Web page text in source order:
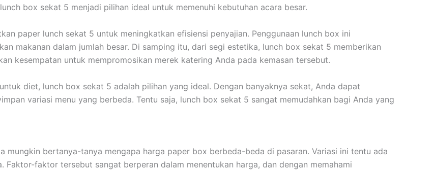
box sekat 5 menjadi pilihan ideal untuk memenuhi kebutuhan acara besar.
paper lunch sekat 5 untuk meningkatkan efisiensi penyajian. Penggunaan lunch box ini
makanan dalam jumlah besar. Di samping itu, dari segi estetika, lunch box sekat 5 memberikan
kesempatan untuk mempromosikan merek katering Anda pada kemasan tersebut.
diet, lunch box sekat 5 adalah pilihan yang ideal. Dengan banyaknya sekat, Anda dapat
variasi menu yang berbeda. Tentu saja, lunch box sekat 5 sangat memudahkan bagi Anda yang
mungkin bertanya-tanya mengapa harga paper box berbeda-beda di pasaran. Variasi ini tentu ada
faktor tersebut sangat berperan dalam menentukan harga, dan dengan memahami